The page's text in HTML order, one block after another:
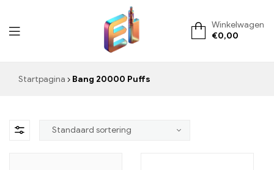
ElementVape.de
Winkelwagen
€0,00
Startpagina Bang 20000 Puffs